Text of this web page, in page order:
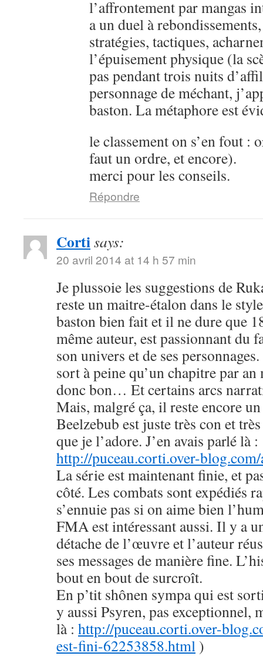
l’affrontement par mangas
a un duel à
stratégies, tactiques,
l’épuisement physique (la
pas pendant trois nuits
personnage de méchant,
baston. La métaphore est
le classement on s’en fout :
faut un ordre, et encore).
merci pour les conseils.
Répondre
Cortisays:
20 avril 2014 at 14 h 57 min
Je plussoie les suggestions de
reste un maitre-étalon dans le
baston bien fait et il ne dure que
même auteur, est passionnant du
son univers et de ses
sort à peine qu’un chapitre par
donc bon… Et certains arcs
Mais, malgré ça, il reste encore
Beelzebub est juste très con et
que je l’adore. J’en avais parlé là :
http://puceau.corti.over-
La série est maintenant finie, et
côté. Les combats sont expédiés
s’ennuie pas si on aime bien
FMA est intéressant aussi. Il y a
détache de l’œuvre et l’auteur
ses messages de manière fine.
bout en bout de surcroît.
En p’tit shônen sympa qui est
y aussi Psyren, pas exceptionnel,
là : http://puceau.corti.over-
est-fini-62253858.html )